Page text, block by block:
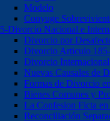
Modelo
Conyuge
5-Divorcio Nacional e
Divorcio por
Divorcio Articulo
Divorcio Internacional
Nuevas Causales de
Formas de Divorcio
Bienes Comunes y
La Confesion Ficta
Reconciliación